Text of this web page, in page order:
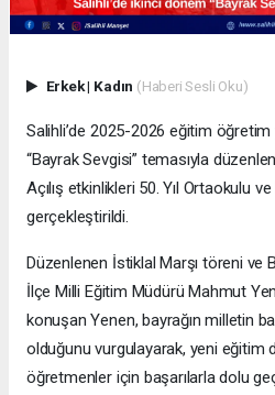
Erkek| Kadın (Haberi Sesli Oku)
Salihli’de 2025-2026 eğitim öğretim
“Bayrak Sevgisi” temasıyla
Açılış etkinlikleri 50. Yıl Ortaokulu
gerçekleştirildi.
Düzenlenen İstiklal Marşı töreni ve
İlçe Milli Eğitim Müdürü Mahmut
konuşan Yenen, bayrağın milletin
olduğunu vurgulayarak, yeni eğitim
öğretmenler için başarılarla dolu